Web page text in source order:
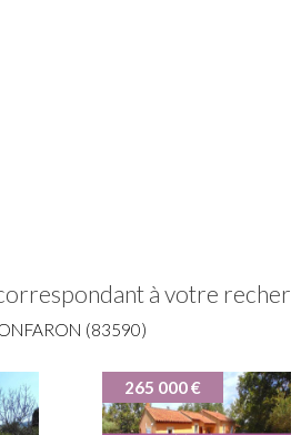
à votre
(83590)